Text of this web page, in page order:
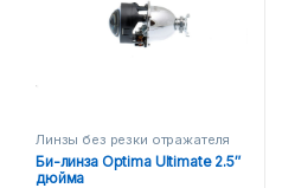
Линзы без резки отражателя
Би-линза Optimа Ultimate 2.5″
дюйма